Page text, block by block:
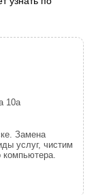
10а
Замена
услуг, чистим
компьютера.